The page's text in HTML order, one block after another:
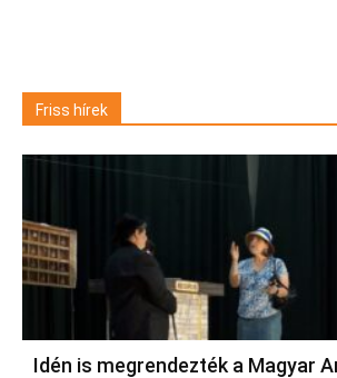
Friss hírek
Idén is megrendezték a Magyar